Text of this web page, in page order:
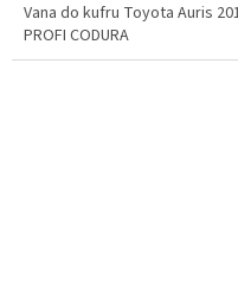
Vana do kufru Toyota Auris
PROFI CODURA